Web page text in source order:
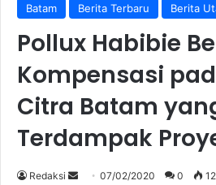
Batam Berita Terbaru Berita
Pollux Habibie
Kompensasi
Citra Batam
Terdampak
Redaksi
Send07/02/2020 0 12